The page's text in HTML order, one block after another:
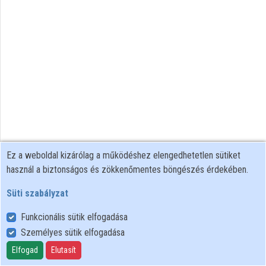
Felhasználói szabályzat
Adatkezelési tájékoztató
Süti szabályzat
Ez a weboldal kizárólag a működéshez elengedhetetlen sütiket
használ a biztonságos és zökkenőmentes böngészés érdekében.
Süti szabályzat
Funkcionális sütik elfogadása
Személyes sütik elfogadása
Elfogad Elutasít